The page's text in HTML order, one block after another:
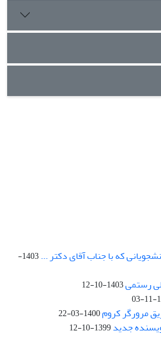
که با جناب آقای دکتر ...
1403-
رستمی1403-10-12
مرورگر کروم1400-03-22
جدید1399-10-12